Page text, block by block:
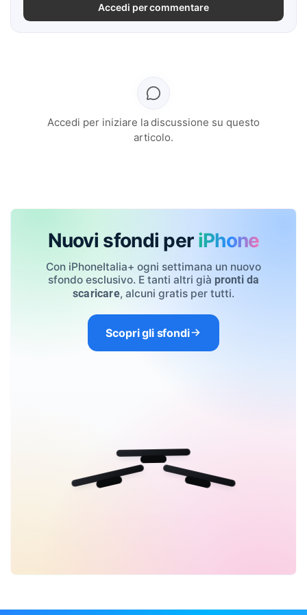
Accedi per commentare
Accedi per iniziare la discussione su questo
articolo.
Nuovi sfondi per iPhone
Con iPhoneItalia+ ogni settimana un nuovo
sfondo esclusivo. E tanti altri già pronti da
scaricare, alcuni gratis per tutti.
Scopri gli sfondi